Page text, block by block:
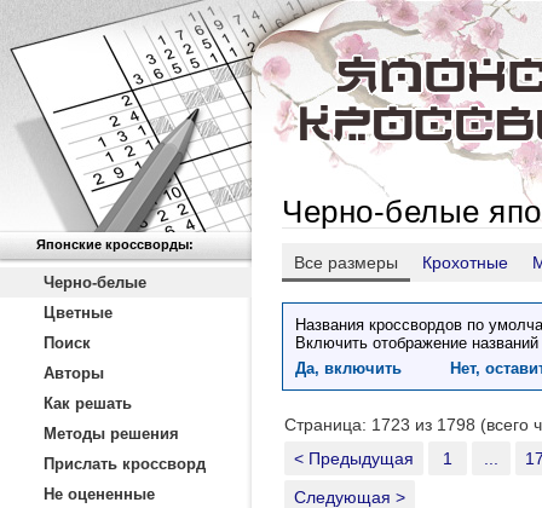
Японские кроссворды:
Черно-белые
Цветные
Поиск
Авторы
Как решать
Методы решения
Прислать кроссворд
Не оцененные
Черно-белые
Все размеры Крохотные
Названия кроссвордов по
Включить отображение
Да, включить
Нет,
Страница: 1723 из 1798 (всего
< Предыдущая
1
Следующая >